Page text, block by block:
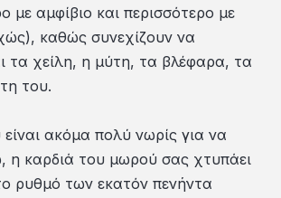
με αμφίβιο και περισσότερο με
καθώς συνεχίζουν να
τα χείλη, η μύτη, τα βλέφαρα, τα
του.
ακόμα πολύ νωρίς για να
η καρδιά του μωρού σας χτυπάει
ρυθμό των εκατόν πενήντα